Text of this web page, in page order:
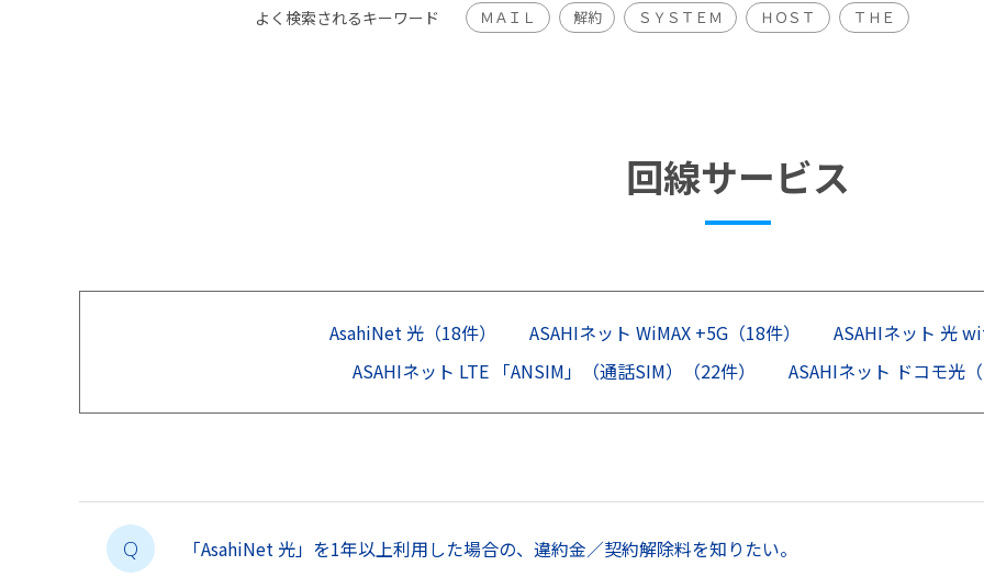
よく検索されるキーワード ＭＡＩＬ 解約 ＳＹＳＴＥＭ ＨＯＳＴ ＴＨＥ
回線サービス
AsahiNet 光（18件） ASAHIネット WiMAX +5G（18件）
ASAHIネット 光
ASAHIネット LTE 「ANSIM」（通話SIM）（22件）
ASAHIネット ドコモ光
Q 「AsahiNet 光」を1年以上利用した場合の、違約金／契約解除料を知りたい。